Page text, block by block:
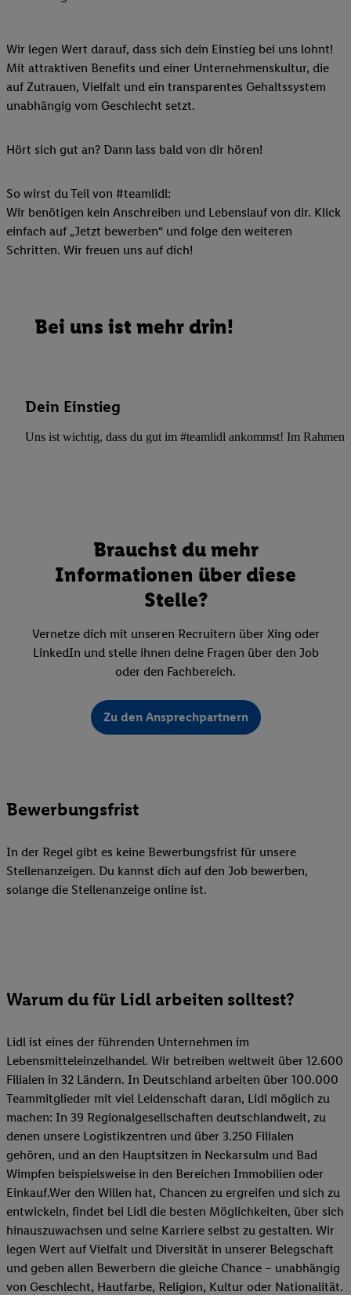
Wir legen Wert darauf, dass sich dein Einstieg bei uns lohnt!
Mit attraktiven Benefits und einer Unternehmenskultur, die
auf Zutrauen, Vielfalt und ein transparentes Gehaltssystem
unabhängig vom Geschlecht setzt.
Hört sich gut an? Dann lass bald von dir hören!
So wirst du Teil von #teamlidl:
Wir benötigen kein Anschreiben und Lebenslauf von dir. Klick
einfach auf „Jetzt bewerben“ und folge den weiteren
Schritten. Wir freuen uns auf dich!
Bei uns ist mehr drin!
Dein Einstieg
Uns ist wichtig, dass du gut im #teamlidl ankommst! Im Rahmen
Brauchst du mehr
Informationen über diese
Stelle?
Vernetze dich mit unseren Recruitern über Xing oder
LinkedIn und stelle ihnen deine Fragen über den Job
oder den Fachbereich.
Zu den Ansprechpartnern
Bewerbungsfrist
In der Regel gibt es keine Bewerbungsfrist für unsere
Stellenanzeigen. Du kannst dich auf den Job bewerben,
solange die Stellenanzeige online ist.
Warum du für Lidl arbeiten solltest?
Lidl ist eines der führenden Unternehmen im
Lebensmitteleinzelhandel. Wir betreiben weltweit über 12.600
Filialen in 32 Ländern. In Deutschland arbeiten über 100.000
Teammitglieder mit viel Leidenschaft daran, Lidl möglich zu
machen: In 39 Regionalgesellschaften deutschlandweit, zu
denen unsere Logistikzentren und über 3.250 Filialen
gehören, und an den Hauptsitzen in Neckarsulm und Bad
Wimpfen beispielsweise in den Bereichen Immobilien oder
Einkauf.Wer den Willen hat, Chancen zu ergreifen und sich zu
entwickeln, findet bei Lidl die besten Möglichkeiten, über sich
hinauszuwachsen und seine Karriere selbst zu gestalten. Wir
legen Wert auf Vielfalt und Diversität in unserer Belegschaft
und geben allen Bewerbern die gleiche Chance – unabhängig
von Geschlecht, Hautfarbe, Religion, Kultur oder Nationalität.